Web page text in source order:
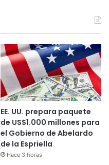
EE. UU. prepara paquete
de US$1.000 millones para
el Gobierno de Abelardo
de la Espriella
Hace 3 horas